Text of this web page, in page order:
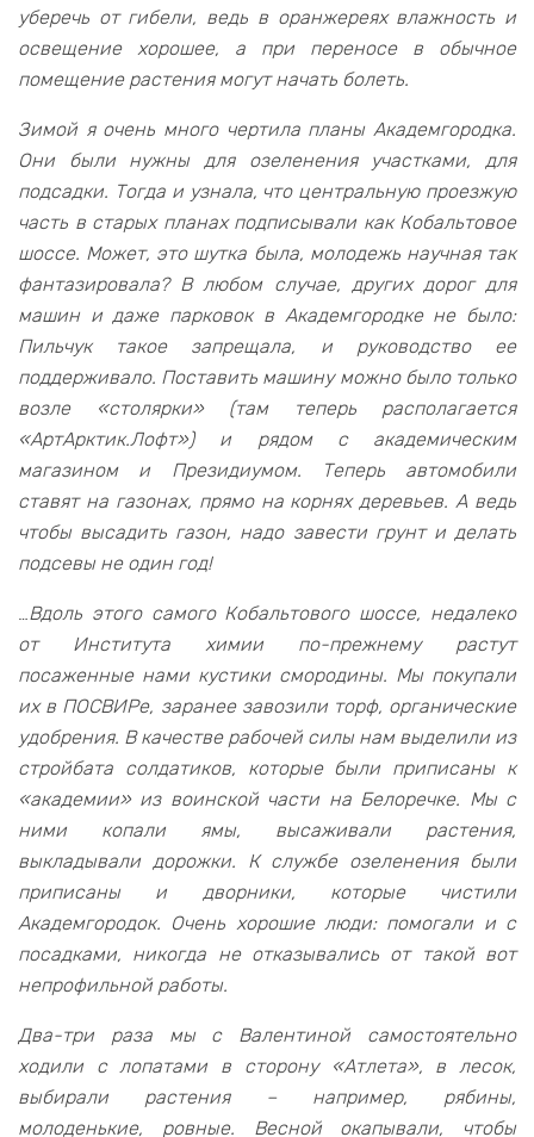
уберечь от гибели, ведь в оранжереях влажность и
освещение хорошее, а при переносе в обычное
помещение растения могут начать болеть.
Зимой я очень много чертила планы Академгородка.
Они были нужны для озеленения участками, для
подсадки. Тогда и узнала, что центральную проезжую
часть в старых планах подписывали как Кобальтовое
шоссе. Может, это шутка была, молодежь научная так
фантазировала? В любом случае, других дорог для
машин и даже парковок в Академгородке не было:
Пильчук такое запрещала, и руководство ее
поддерживало. Поставить машину можно было только
возле «столярки» (там теперь располагается
«АртАрктик.Лофт») и рядом с академическим
магазином и Президиумом. Теперь автомобили
ставят на газонах, прямо на корнях деревьев. А ведь
чтобы высадить газон, надо завести грунт и делать
подсевы не один год!
…Вдоль этого самого Кобальтового шоссе, недалеко
от Института химии по-прежнему растут
посаженные нами кустики смородины. Мы покупали
их в ПОСВИРе, заранее завозили торф, органические
удобрения. В качестве рабочей силы нам выделили из
стройбата солдатиков, которые были приписаны к
«академии» из воинской части на Белоречке. Мы с
ними копали ямы, высаживали растения,
выкладывали дорожки. К службе озеленения были
приписаны и дворники, которые чистили
Академгородок. Очень хорошие люди: помогали и с
посадками, никогда не отказывались от такой вот
непрофильной работы.
Два-три раза мы с Валентиной самостоятельно
ходили с лопатами в сторону «Атлета», в лесок,
выбирали растения – например, рябины,
молоденькие, ровные. Весной окапывали, чтобы